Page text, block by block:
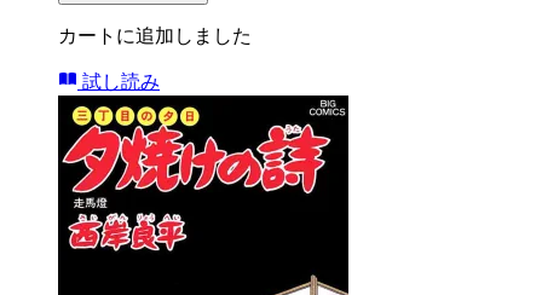
カートに追加しました
試し読み